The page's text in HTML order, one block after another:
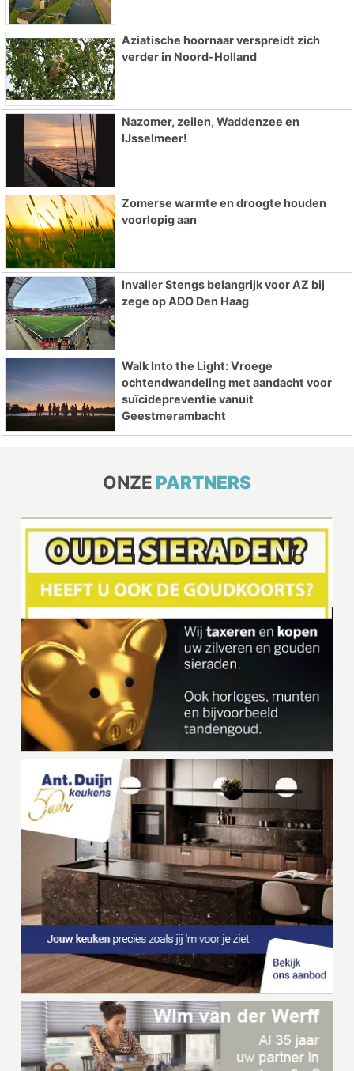
Aziatische hoornaar verspreidt zich
verder in Noord-Holland
Nazomer, zeilen, Waddenzee en
IJsselmeer!
Zomerse warmte en droogte houden
voorlopig aan
Invaller Stengs belangrijk voor AZ bij
zege op ADO Den Haag
Walk Into the Light: Vroege
ochtendwandeling met aandacht voor
suïcidepreventie vanuit
Geestmerambacht
ONZE PARTNERS